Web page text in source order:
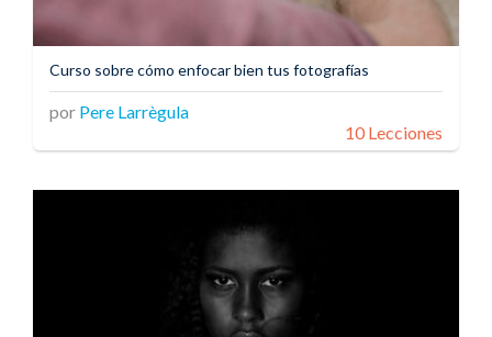
Curso sobre cómo enfocar bien tus fotografías
por Pere Larrègula
10 Lecciones